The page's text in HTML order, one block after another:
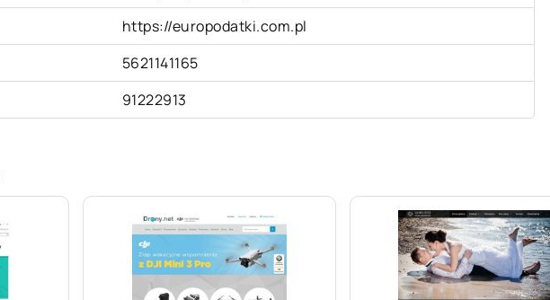
https://europodatki.com.pl
5621141165
91222913